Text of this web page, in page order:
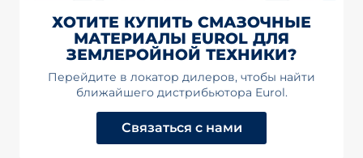
ХОТИТЕ КУПИТЬ СМАЗОЧНЫЕ
МАТЕРИАЛЫ EUROL ДЛЯ
ЗЕМЛЕРОЙНОЙ ТЕХНИКИ?
Перейдите в локатор дилеров, чтобы найти
ближайшего дистрибьютора Eurol.
Связаться с нами